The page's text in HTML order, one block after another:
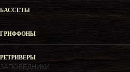
БАССЕТЫ
ГРИФФОНЫ
РЕТРИВЕРЫ
ЗАПОВЕДНИКИ